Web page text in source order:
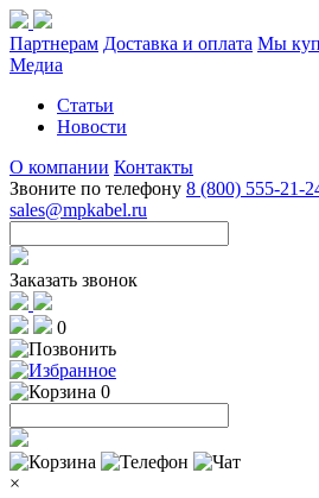
Партнерам Доставка и оплата Мы
Медиа
Статьи
Новости
О компании Контакты
Звоните по телефону 8 (800) 555-21-
sales@mpkabel.ru
Заказать звонок
0
0
×